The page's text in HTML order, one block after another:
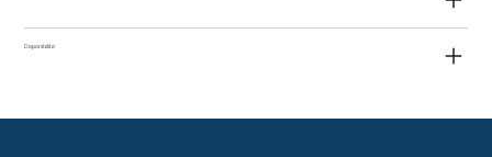
Disponibilité